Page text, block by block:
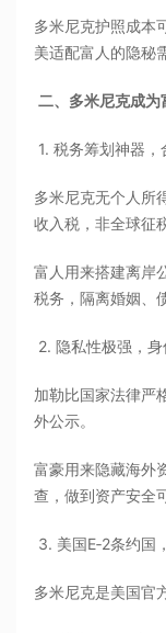
多米尼克护照成本
美适配富人的隐秘
二、多米尼克成
1. 税务筹划神器
多米尼克无个人所
收入税，非全球征
富人用来搭建离岸
税务，隔离婚姻、
2. 隐私性极强，
加勒比国家法律严
外公示。
富豪用来隐藏海外
查，做到资产安全
3. 美国E‑2条约国
多米尼克是美国官